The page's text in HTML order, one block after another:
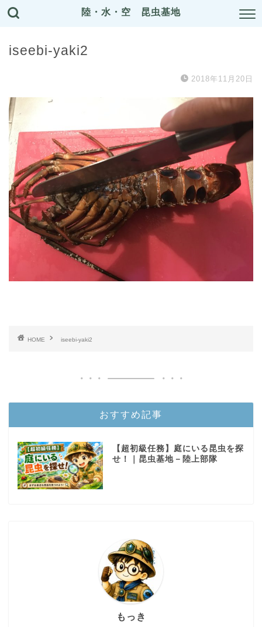
陸・水・空 昆虫基地
iseebi-yaki2
2018年11月20日
HOME iseebi-yaki2
おすすめ記事
【超初級任務】庭にいる昆虫を探
せ！｜昆虫基地－陸上部隊
もっき